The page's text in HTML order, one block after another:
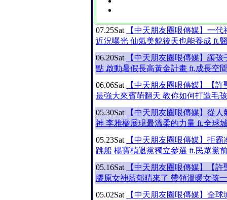
07.25Sat
【中天朋友圈哏傳媒】一
近況曝光 仙氣美貌後天也能養成 ft.
06.20Sat
【中天朋友圈哏傳媒】讓
點 啟動暑假長高黃金計畫 ft.成長空
06.06Sat
【中天朋友圈哏傳媒】【
最強大來賓萌翻天 教你如何打造毛
05.30Sat
【中天朋友圈哏傳媒】從
神 李雅楹展現最溫柔的力量 ft.全球
05.23Sat
【中天朋友圈哏傳媒】拒
跳船 楊寶楨退黨獨立參選 ft.民眾黨
05.16Sat
【中天朋友圈哏傳媒】【
膠原女神藍郁晴來了 帶領溫暖女孩
05.02Sat
【中天朋友圈哏傳媒】全